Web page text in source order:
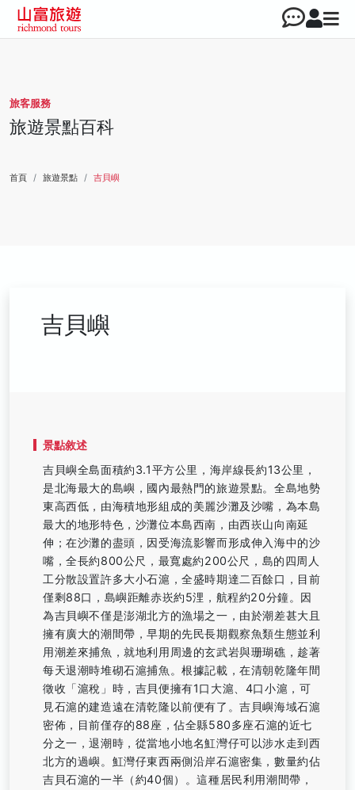
旅客服務
旅遊景點百科
首頁 旅遊景點 吉貝嶼
吉貝嶼
景點敘述
吉貝嶼全島面積約3.1平方公里，海岸線長約13公里，
是北海最大的島嶼，國內最熱門的旅遊景點。全島地勢
東高西低，由海積地形組成的美麗沙灘及沙嘴，為本島
最大的地形特色，沙灘位本島西南，由西崁山向南延
伸；在沙灘的盡頭，因受海流影響而形成伸入海中的沙
嘴，全長約800公尺，最寬處約200公尺，島的四周人
工分散設置許多大小石滬，全盛時期達二百餘口，目前
僅剩88口，島嶼距離赤崁約5浬，航程約20分鐘。因
為吉貝嶼不僅是澎湖北方的漁場之一，由於潮差甚大且
擁有廣大的潮間帶，早期的先民長期觀察魚類生態並利
用潮差來捕魚，就地利用周邊的玄武岩與珊瑚礁，趁著
每天退潮時堆砌石滬捕魚。根據記載，在清朝乾隆年間
徵收「滬稅」時，吉貝便擁有1口大滬、4口小滬，可
見石滬的建造遠在清乾隆以前便有了。吉貝嶼海域石滬
密佈，目前僅存的88座，佔全縣580多座石滬的近七
分之一，退潮時，從當地小地名魟灣仔可以涉水走到西
北方的過嶼。魟灣仔東西兩側沿岸石滬密集，數量約佔
吉貝石滬的一半（約40個）。這種居民利用潮間帶，